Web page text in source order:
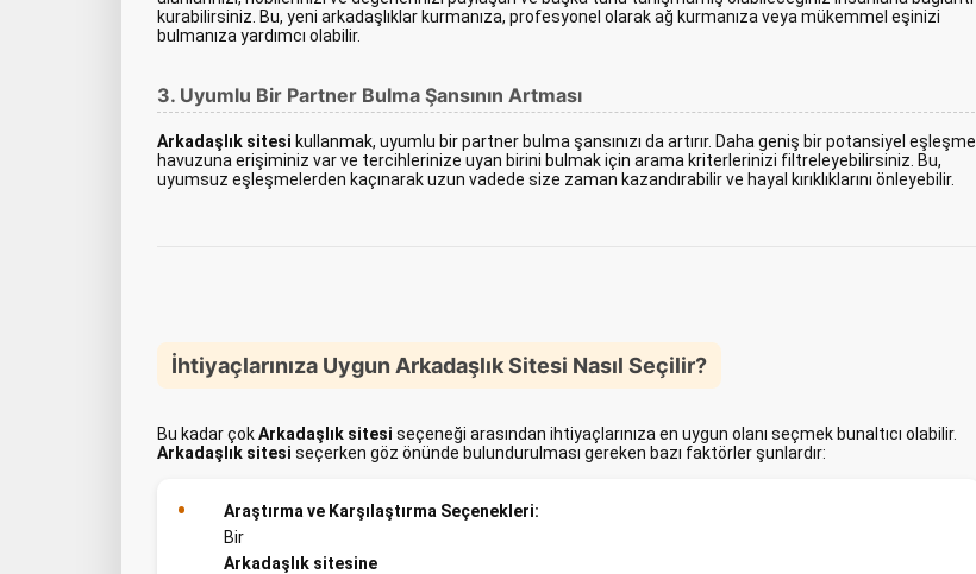
kurabilirsiniz. Bu, yeni arkadaşlıklar kurmanıza, profesyonel olarak ağ kurmanıza veya mükemmel eşinizi
bulmanıza yardımcı olabilir.
3. Uyumlu Bir Partner Bulma Şansının Artması
Arkadaşlık sitesi kullanmak, uyumlu bir partner bulma şansınızı da artırır. Daha geniş bir potansiyel eşleşme
havuzuna erişiminiz var ve tercihlerinize uyan birini bulmak için arama kriterlerinizi filtreleyebilirsiniz. Bu,
uyumsuz eşleşmelerden kaçınarak uzun vadede size zaman kazandırabilir ve hayal kırıklıklarını önleyebilir.
İhtiyaçlarınıza Uygun Arkadaşlık Sitesi Nasıl Seçilir?
Bu kadar çokArkadaşlık sitesi seçeneği arasından ihtiyaçlarınıza en uygun olanı seçmek bunaltıcı olabilir.
Arkadaşlık sitesi seçerken göz önünde bulundurulması gereken bazı faktörler şunlardır:
Araştırma ve Karşılaştırma Seçenekleri:
Bir
Arkadaşlık sitesine